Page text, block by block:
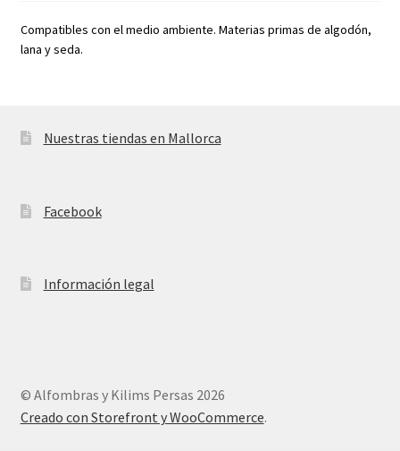
Compatibles con el medio ambiente. Materias primas de algodón,
lana y seda.
Nuestras tiendas en Mallorca
Facebook
Información legal
© Alfombras y Kilims Persas 2026
Creado con Storefront y WooCommerce.